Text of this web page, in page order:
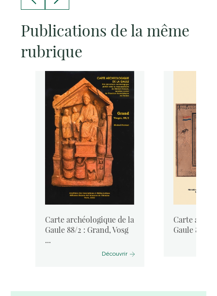
Publications de la même
rubrique
Carte archéologique de la
Gaule 88/2 : Grand, Vosg
...
Découvrir
Carte
Gaule 88 :